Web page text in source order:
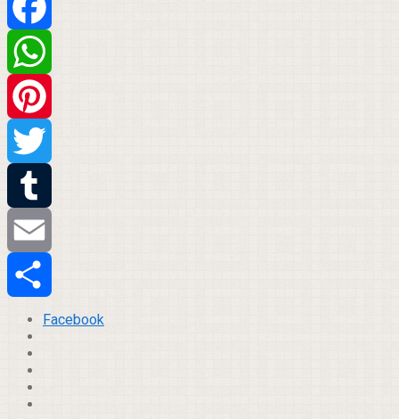
Facebook
WhatsApp
Pinterest
Twitter
Tumblr
Email
Compartilhar
Facebook